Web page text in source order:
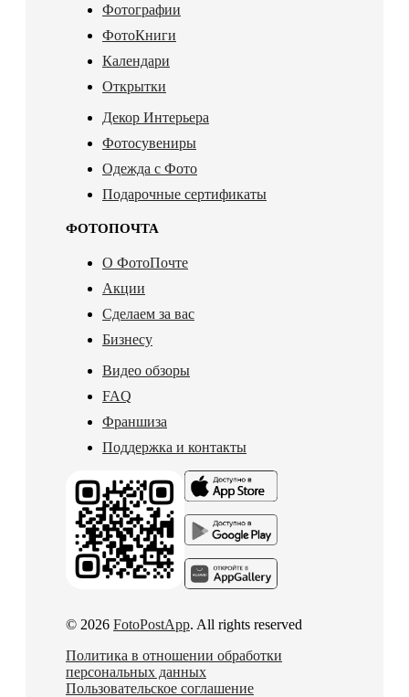
Фотографии
ФотоКниги
Календари
Открытки
Декор Интерьера
Фотосувениры
Одежда с Фото
Подарочные сертификаты
ФОТОПОЧТА
О ФотоПочте
Акции
Сделаем за вас
Бизнесу
Видео обзоры
FAQ
Франшиза
Поддержка и контакты
© 2026 FotoPostApp. All rights reserved
Политика в отношении обработки
персональных данных
Пользовательское соглашение